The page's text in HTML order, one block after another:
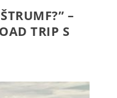
–
TRIP S